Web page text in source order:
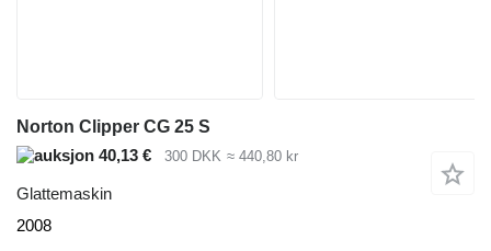
Norton Clipper CG 25 S
40,13 €
300 DKK ≈ 440,80 kr
Glattemaskin
2008